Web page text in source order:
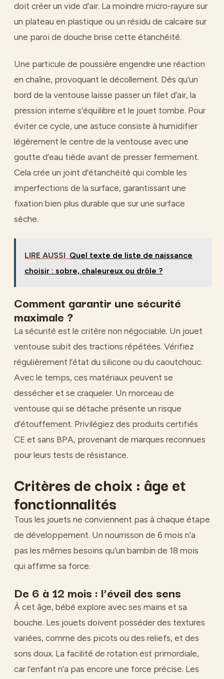
doit créer un vide d’air. La moindre micro-rayure sur
un plateau en plastique ou un résidu de calcaire sur
une paroi de douche brise cette étanchéité.
Une particule de poussière engendre une réaction
en chaîne, provoquant le décollement. Dès qu’un
bord de la ventouse laisse passer un filet d’air, la
pression interne s’équilibre et le jouet tombe. Pour
éviter ce cycle, une astuce consiste à humidifier
légèrement le centre de la ventouse avec une
goutte d’eau tiède avant de presser fermement.
Cela crée un joint d’étanchéité qui comble les
imperfections de la surface, garantissant une
fixation bien plus durable que sur une surface
sèche.
LIRE AUSSI Quel texte de liste de naissance
choisir : sobre, chaleureux ou drôle ?
Comment garantir une sécurité
maximale ?
La sécurité est le critère non négociable. Un jouet
ventouse subit des tractions répétées. Vérifiez
régulièrement l’état du silicone ou du caoutchouc.
Avec le temps, ces matériaux peuvent se
dessécher et se craqueler. Un morceau de
ventouse qui se détache présente un risque
d’étouffement. Privilégiez des produits certifiés
CE et sans BPA, provenant de marques reconnues
pour leurs tests de résistance.
Critères de choix : âge et
fonctionnalités
Tous les jouets ne conviennent pas à chaque étape
de développement. Un nourrisson de 6 mois n’a
pas les mêmes besoins qu’un bambin de 18 mois
qui affirme sa force.
De 6 à 12 mois : l’éveil des sens
À cet âge, bébé explore avec ses mains et sa
bouche. Les jouets doivent posséder des textures
variées, comme des picots ou des reliefs, et des
sons doux. La facilité de rotation est primordiale,
car l’enfant n’a pas encore une force précise. Les